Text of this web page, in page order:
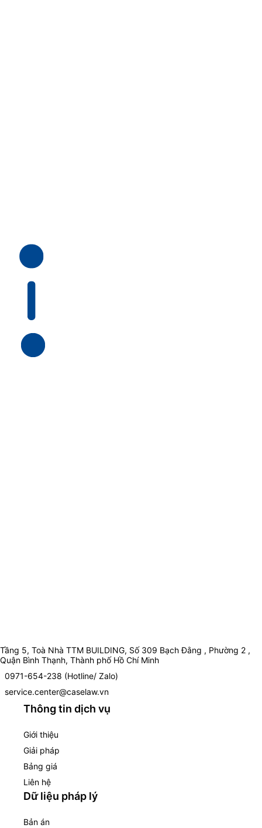
Tầng 5, Toà Nhà TTM BUILDING, Số 309 Bạch Đằng , Phường 2 ,
Quận Bình Thạnh, Thành phố Hồ Chí Minh
0971-654-238 (Hotline/ Zalo)
service.center@caselaw.vn
Thông tin dịch vụ
Giới thiệu
Giải pháp
Bảng giá
Liên hệ
Dữ liệu pháp lý
Bản án